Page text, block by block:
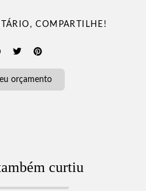
COMPARTILHE!
orçamento
curtiu